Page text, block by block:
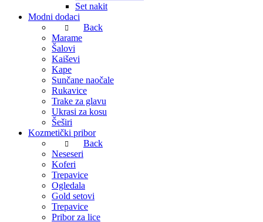
Set nakit
Modni dodaci
Back
Marame
Šalovi
Kaiševi
Kape
Sunčane naočale
Rukavice
Trake za glavu
Ukrasi za kosu
Šeširi
Kozmetički pribor
Back
Neseseri
Koferi
Trepavice
Ogledala
Gold setovi
Trepavice
Pribor za lice